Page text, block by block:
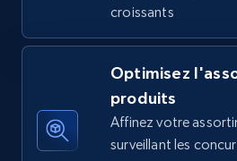
5.6K+ 875+
Walmart - products -
specific keywords
croissants
Optimisez
produits
Affinez votre
surveillant les